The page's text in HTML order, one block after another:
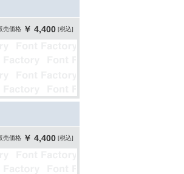
売価格 ￥ 4,400 [税込]
売価格 ￥ 4,400 [税込]